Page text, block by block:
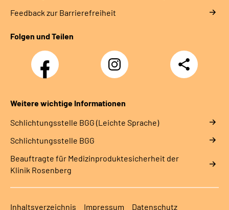
Feedback zur Barrierefreiheit
Folgen und Teilen
Facebook Instagram
Teilen
Weitere wichtige Informationen
Schlich­tungs­stel­le BGG (Leichte Sprache)
Schlich­tungs­stel­le BGG
Beauftragte für Medizinproduktesicherheit der
Klinik Rosenberg
Inhaltsverzeichnis Impressum Datenschutz